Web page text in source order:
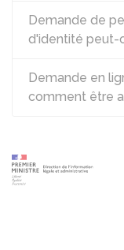
Demande de
d'identité peut-
Demande en
comment être